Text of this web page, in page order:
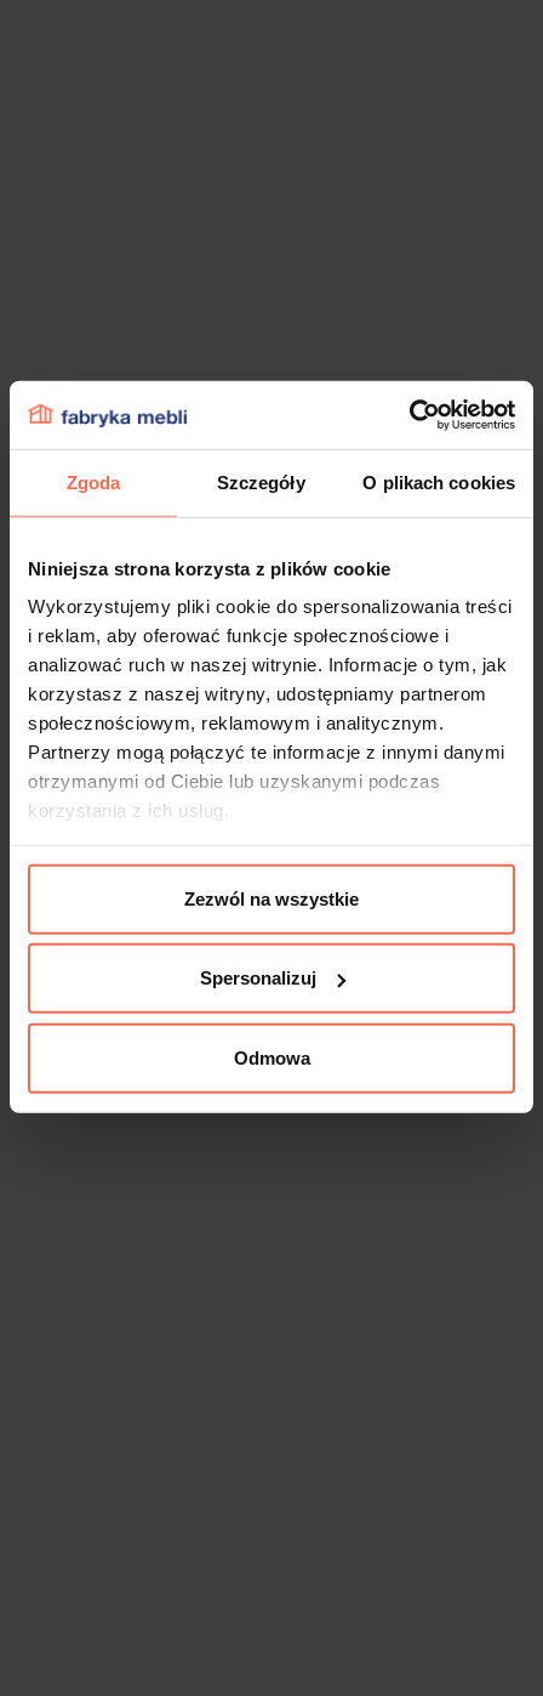
Zgoda Szczegóły O plikach cookies
Niniejsza strona korzysta z plików cookie
Wykorzystujemy pliki cookie do spersonalizowania treści
i reklam, aby oferować funkcje społecznościowe i
analizować ruch w naszej witrynie. Informacje o tym, jak
korzystasz z naszej witryny, udostępniamy partnerom
społecznościowym, reklamowym i analitycznym.
Partnerzy mogą połączyć te informacje z innymi danymi
otrzymanymi od Ciebie lub uzyskanymi podczas
korzystania z ich usług.
Zezwól na wszystkie
Spersonalizuj
Odmowa